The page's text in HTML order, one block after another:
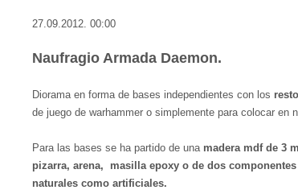
27.09.2012. 00:00
Naufragio Armada Daemon.
Diorama en forma de bases independientes con los
de juego de warhammer o simplemente para colocar en
Para las bases se ha partido de una madera mdf de 3
pizarra, arena, masilla epoxy o de dos
naturales como artificiales.